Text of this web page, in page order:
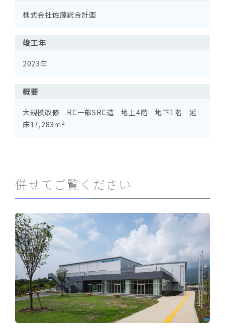
株式会社佐藤総合計画
竣工年
2023年
概要
大規模改修 RC一部SRC造 地上4階 地下1階 延
床17,283ｍ2
併せてご覧ください